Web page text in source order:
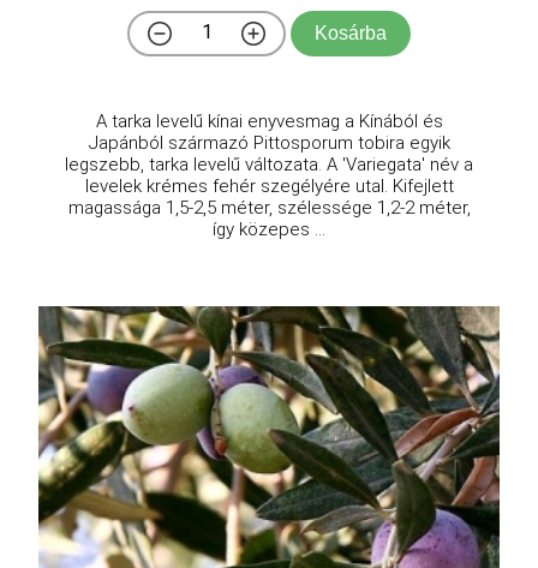
Kosárba
A tarka levelű kínai enyvesmag a Kínából és
Japánból származó Pittosporum tobira egyik
legszebb, tarka levelű változata. A 'Variegata' név a
levelek krémes fehér szegélyére utal. Kifejlett
magassága 1,5-2,5 méter, szélessége 1,2-2 méter,
így közepes ...